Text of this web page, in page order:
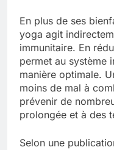
En plus de ses
yoga agit
immunitaire. En
permet au système
manière optimale.
moins de mal à
prévenir de
prolongée et à des
Selon une